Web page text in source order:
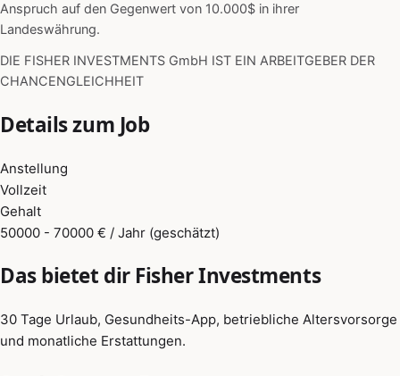
Anspruch auf den Gegenwert von 10.000$ in ihrer
Landeswährung.
DIE FISHER INVESTMENTS GmbH IST EIN ARBEITGEBER DER
CHANCENGLEICHHEIT
Details zum Job
Anstellung
Vollzeit
Gehalt
50000 - 70000 € / Jahr (geschätzt)
Das bietet dir Fisher Investments
30 Tage Urlaub, Gesundheits-App, betriebliche Altersvorsorge
und monatliche Erstattungen.